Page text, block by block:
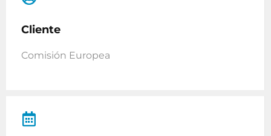
Cliente
Comisión Europea